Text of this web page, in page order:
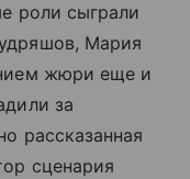
роли сыграли
Мария
жюри еще и
за
рассказанная
сценария